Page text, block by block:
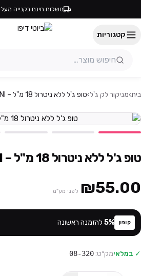
משלוח חינם בקנייה מעל ₪300
קטגוריות
בית›מניקור לק ג'ל›טופ ג'ל ללא ניטרול 18 מ"ל – CANNI
טופ ג'ל ללא ניטרול 18 מ"ל – CANNI
₪55.00 לפני מע"מ
קופון 5% להזמנה ראשונה
✓ במלאימק״ט:08-320